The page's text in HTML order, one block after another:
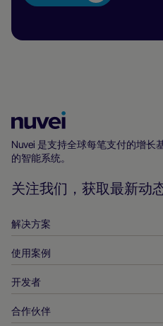
主
Nuvei 是支持全球每笔支付的增长
的智能系统。
关注我们，获取最新动
解决方案
入账
支出
全球收单
使用案例
接待服务
汽车
开发者
开发者工具
合作伙伴